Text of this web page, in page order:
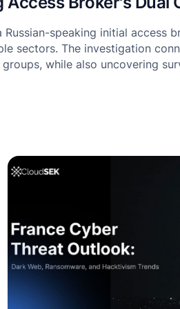
speaking initial access
sectors. The investigation
while also uncovering